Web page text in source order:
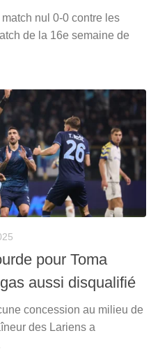
nul 0-0 contre les
de la 16e semaine de
pour Toma
aussi disqualifié
concession au milieu de
des Lariens a